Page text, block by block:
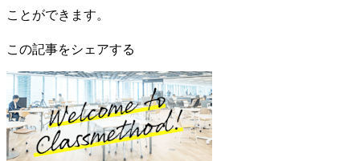
ことができます。
この記事をシェアする